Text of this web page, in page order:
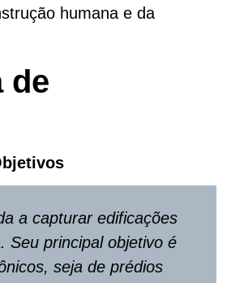
humana e da
de
a capturar edificações
Seu principal objetivo é
seja de prédios